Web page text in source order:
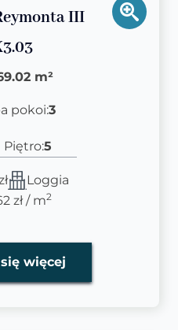
III
m²
pokoi:3
Piętro:5
Loggia
zł / m2
więcej